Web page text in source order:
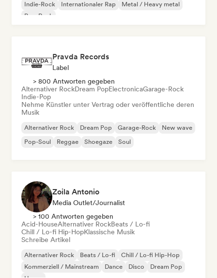
Indie-Rock
Internationaler Rap
Metal / Heavy metal
Pop-Rock
Pravda Records
Label
> 800 Antworten gegeben
Alternativer RockDream PopElectronicaGarage-Rock
Indie-Pop
Nehme Künstler unter Vertrag oder veröffentliche deren
Musik
Alternativer Rock Dream Pop Garage-Rock
New wave
Pop-Soul
Reggae Shoegaze Soul
Zoila Antonio
Media Outlet/Journalist
> 100 Antworten gegeben
Acid-HouseAlternativer RockBeats / Lo-fi
Chill / Lo-fi Hip-HopKlassische Musik
Schreibe Artikel
Alternativer Rock Beats / Lo-fi
Chill / Lo-fi Hip-Hop
Kommerziell / Mainstream
Dance Disco
Dream Pop